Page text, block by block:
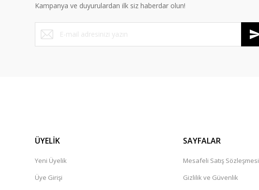
Kampanya ve duyurulardan ilk siz haberdar olun!
ÜYELİK
Yeni Üyelik
Üye Girişi
SAYFALAR
Mesafeli Satış Sözleşmesi
Gizlilik ve Güvenlik